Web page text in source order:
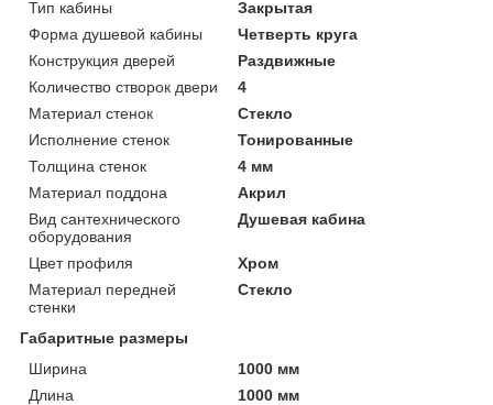
Тип кабины
Закрытая
Форма душевой кабины
Четверть круга
Конструкция дверей
Раздвижные
Количество створок двери
4
Материал стенок
Стекло
Исполнение стенок
Тонированные
Толщина стенок
4 мм
Материал поддона
Акрил
Вид сантехнического
оборудования
Душевая кабина
Цвет профиля
Хром
Материал передней
стенки
Стекло
Габаритные размеры
Ширина
1000 мм
Длина
1000 мм